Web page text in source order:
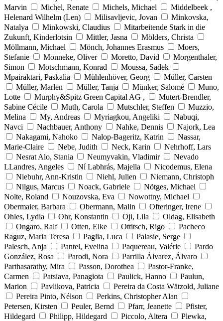
Marvin
Michel, Renate Michels, Michael
Middelbeek ,
Helenard Wilhelm (Len)
Milisavljevic, Jovan
Minkovska,
Natalya
Minkowski, Claudius
Mitarbeitende Stark in die
Zukunft, Kinderlotsin
Mittler, Jasna
Mölders, Christa
Möllmann, Michael
Mönch, Johannes Erasmus
Moers,
Stefanie
Monneke, Oliver Moretto, David
Morgenthaler,
Simon
Motschmann, Konrad
Moussa, Sadek
Mpairaktari, Paskalia
Mühlenhöver, Georg
Müller, Carsten
Müller, Marlen
Müller, Tanja Münker, Salomé
Muno,
Lotte
Murphy&Spitz Green Capital AG ,
Mutert-Brendler,
Sabine Cécile
Muth, Carola Mutschler, Steffen
Muzzio,
Melina
My, Andreas Myriagkou, Angeliki
Nabuqi,
Navci
Nachbauer, Anthony Nahke, Dennis
Najork, Lea
Nakagami, Nahoko
Nalop-Bageritz, Katrin
Nassar,
Marie-Claire
Nebe, Judith Neck, Karin
Nehrhoff, Lars
Nesrat Alo, Stania
Neumyvakin, Vladimir
Nevado
LLandres, Angeles
Ní Labhrás, Majella
Nicodemus, Elena
Niebuhr, Ann-Kristin
Niehl, Julien
Niemann, Christoph
Nilgus, Marcus
Noack, Gabriele
Nötges, Michael
Nolte, Roland
Nouzovska, Eva
Nowottny, Michael
Obermaier, Barbara
Obermann, Malin
Ofteringer, Irene
Ohles, Lydia
Ohr, Konstantin Oji, Lila
Oldag, Elisabeth
Ongaro, Ralf
Otten, Elke Ottitsch, Rigo
Pacheco
Raguz, Maria Teresa
Paglia, Luca
Palasie, Serge
Palesch, Anja
Pantel, Evelina Paquereau, Valérie
Pardo
González, Rosa
Parodi, Nora
Parrilla Álvarez, Álvaro
Parthasarathy, Mira
Passon, Dorothea
Pastor-Franke,
Carmen
Patsiava, Panagiota Paulick, Hanno
Paulun,
Marion
Pavlikova, Patricia
Pereira da Costa Wätzold, Juliane
Pereira Pinto, Nélson
Perkins, Christopher Alan
Petersen, Kirsten
Peuler, Bernd Pfarr, Jeanette
Pfister,
Hildegard
Philipp, Hildegard Piccolo, Altera
Plewka,